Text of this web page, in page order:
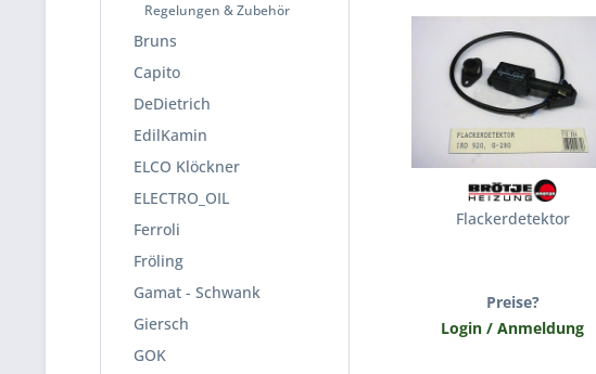
Regelungen & Zubehör
Bruns
Capito
DeDietrich
EdilKamin
ELCO Klöckner
ELECTRO_OIL
Ferroli
Fröling
Gamat - Schwank
Giersch
GOK
Flackerdetektor
Preise?
Login / Anmeldung